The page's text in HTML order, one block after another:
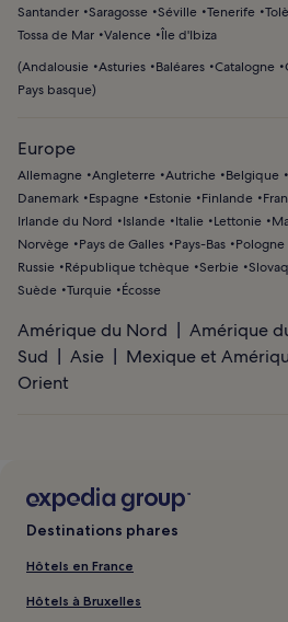
Santander Saragosse Séville Tenerife
Tossa de Mar Valence Île d'Ibiza
(Andalousie Asturies Baléares Catalogne
Pays basque)
Europe
Allemagne Angleterre Autriche Belgique
Danemark
Espagne Estonie Finlande
Irlande du Nord
Islande Italie Lettonie
Norvège
Pays de Galles Pays-Bas Pologne
Russie
République tchèque Serbie
Suède Turquie Écosse
Amérique du Nord
Amérique
Sud
Asie Mexique et
Orient
Destinations phares
Hôtels en France
Hôtels à Bruxelles